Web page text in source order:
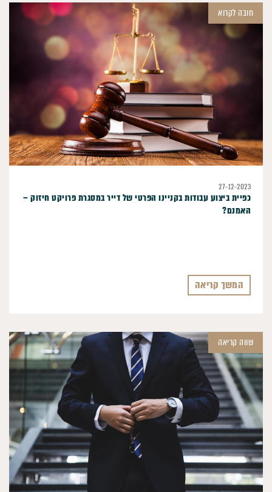
27-12-2023
כפיית ביצוע עבודות בקניינו הפרטי של דייר במסגרת פרויקט חיזוק –
האמנם?
המשך קריאה
חובה לקרוא
שווה קריאה